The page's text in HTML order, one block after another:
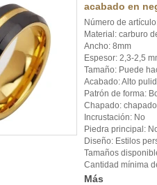
acabado en
Número de
Material: carburo
Ancho: 8mm
Espesor: 2,3-2,5
Tamaño: Puede
Acabado: Alto
Patrón de forma:
Chapado:
Incrustación: No
Piedra principal:
Diseño: Estilos
Tamaños
Cantidad mínima
Más